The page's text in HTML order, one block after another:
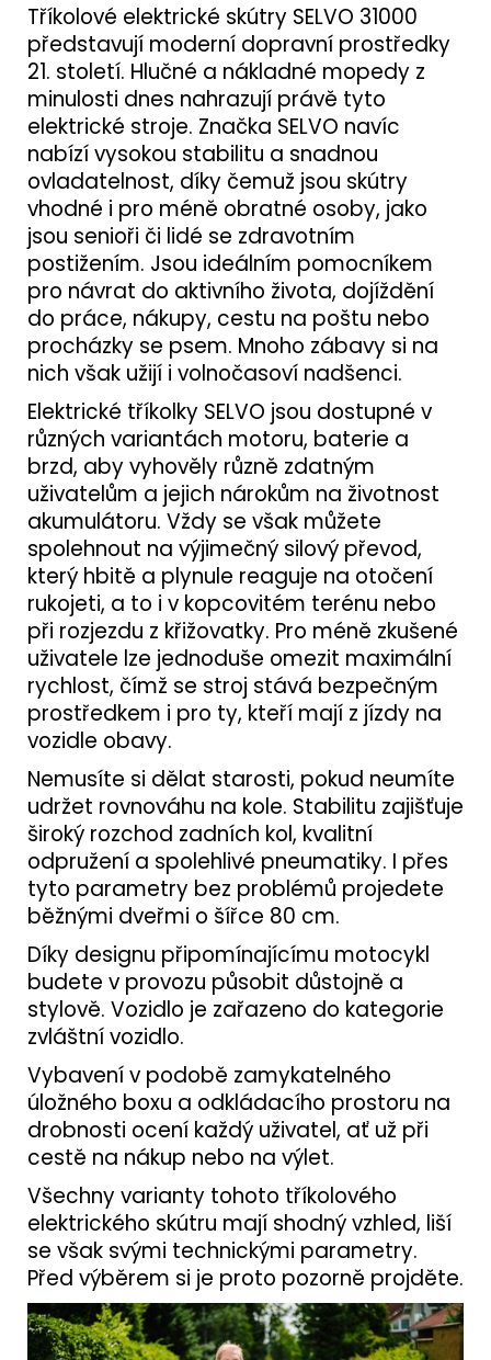
Tříkolové elektrické skútry SELVO 31000
představují moderní dopravní prostředky
21. století. Hlučné a nákladné mopedy z
minulosti dnes nahrazují právě tyto
elektrické stroje. Značka SELVO navíc
nabízí vysokou stabilitu a snadnou
ovladatelnost, díky čemuž jsou skútry
vhodné i pro méně obratné osoby, jako
jsou senioři či lidé se zdravotním
postižením. Jsou ideálním pomocníkem
pro návrat do aktivního života, dojíždění
do práce, nákupy, cestu na poštu nebo
procházky se psem. Mnoho zábavy si na
nich však užijí i volnočasoví nadšenci.
Elektrické tříkolky SELVO jsou dostupné v
různých variantách motoru, baterie a
brzd, aby vyhověly různě zdatným
uživatelům a jejich nárokům na životnost
akumulátoru. Vždy se však můžete
spolehnout na výjimečný silový převod,
který hbitě a plynule reaguje na otočení
rukojeti, a to i v kopcovitém terénu nebo
při rozjezdu z křižovatky. Pro méně zkušené
uživatele lze jednoduše omezit maximální
rychlost, čímž se stroj stává bezpečným
prostředkem i pro ty, kteří mají z jízdy na
vozidle obavy.
Nemusíte si dělat starosti, pokud neumíte
udržet rovnováhu na kole. Stabilitu zajišťuje
široký rozchod zadních kol, kvalitní
odpružení a spolehlivé pneumatiky. I přes
tyto parametry bez problémů projedete
běžnými dveřmi o šířce 80 cm.
Díky designu připomínajícímu motocykl
budete v provozu působit důstojně a
stylově. Vozidlo je zařazeno do kategorie
zvláštní vozidlo.
Vybavení v podobě zamykatelného
úložného boxu a odkládacího prostoru na
drobnosti ocení každý uživatel, ať už při
cestě na nákup nebo na výlet.
Všechny varianty tohoto tříkolového
elektrického skútru mají shodný vzhled, liší
se však svými technickými parametry.
Před výběrem si je proto pozorně projděte.